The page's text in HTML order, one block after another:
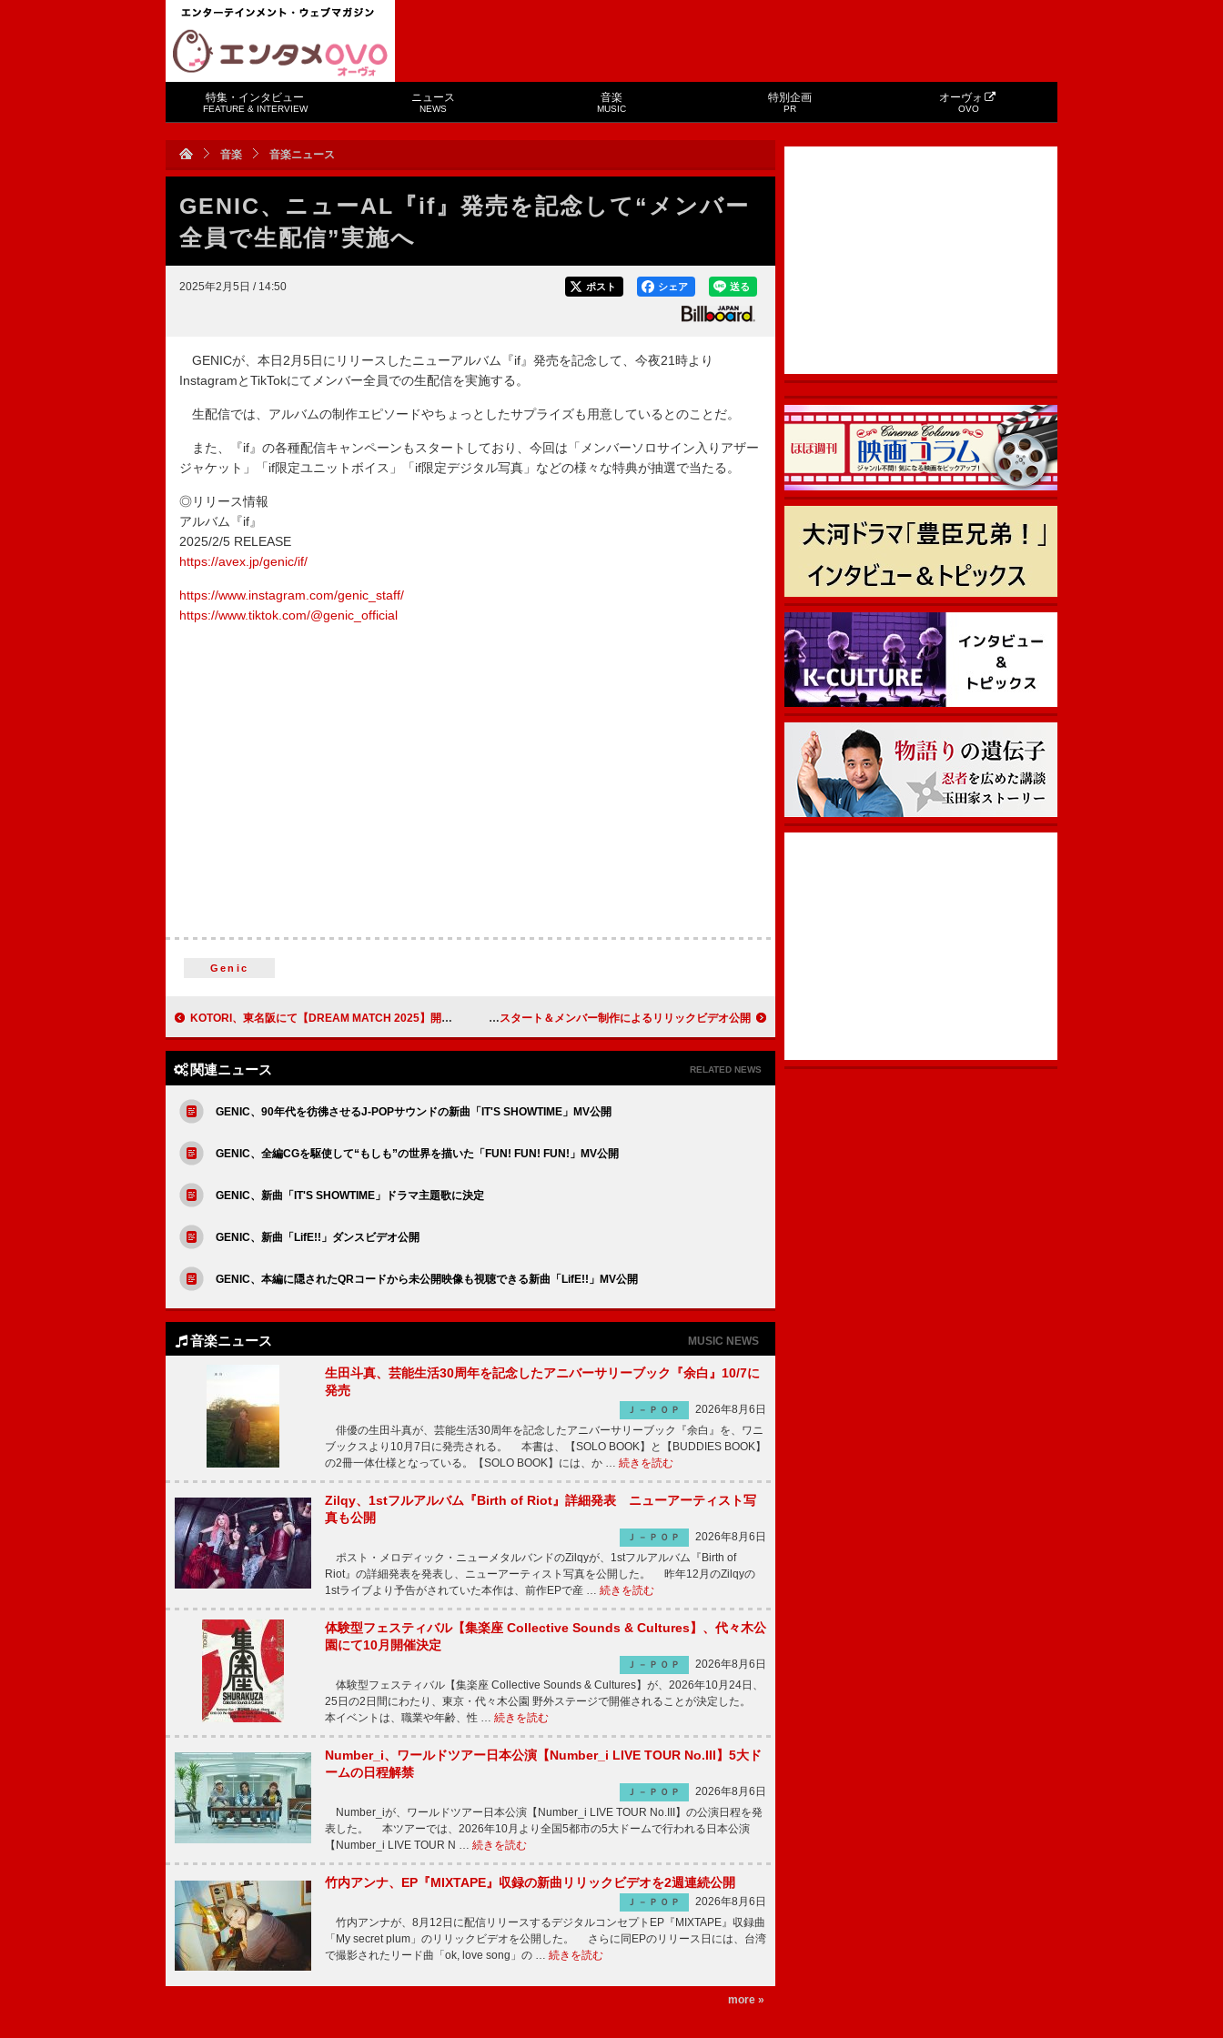
特集・インタビュー
FEATURE & INTERVIEW
ニュース
NEWS
音楽
MUSIC
特別企画
PR
オーヴォ
OVO
音楽 音楽ニュース
GENIC、ニューAL『if』発売を記念して“メンバー
全員で生配信”実施へ
2025年2月5日 / 14:50 送る
シェア
ポスト
GENICが、本日2月5日にリリースしたニューアルバム『if』発売を記念して、今夜21時より
InstagramとTikTokにてメンバー全員での生配信を実施する。
生配信では、アルバムの制作エピソードやちょっとしたサプライズも用意しているとのことだ。
また、『if』の各種配信キャンペーンもスタートしており、今回は「メンバーソロサイン入りアザー
ジャケット」「if限定ユニットボイス」「if限定デジタル写真」などの様々な特典が抽選で当たる。
◎リリース情報
アルバム『if』
2025/2/5 RELEASE
https://avex.jp/genic/if/
https://www.instagram.com/genic_staff/
https://www.tiktok.com/@genic_official
Genic
KOTORI、東名阪にて【DREAM MATCH 2025】開催決定 パスピエ、「電影夢想少女」先行配信スタート＆メンバー制作によるリリックビデオ公開
関連ニュース RELATED NEWS
GENIC、90年代を彷彿させるJ-POPサウンドの新曲「IT'S SHOWTIME」MV公開
GENIC、全編CGを駆使して“もしも”の世界を描いた「FUN! FUN! FUN!」MV公開
GENIC、新曲「IT'S SHOWTIME」ドラマ主題歌に決定
GENIC、新曲「LifE!!」ダンスビデオ公開
GENIC、本編に隠されたQRコードから未公開映像も視聴できる新曲「LifE!!」MV公開
音楽ニュース MUSIC NEWS
生田斗真、芸能生活30周年を記念したアニバーサリーブック『余白』10/7に
発売
Ｊ－ＰＯＰ
2026年8月6日
俳優の生田斗真が、芸能生活30周年を記念したアニバーサリーブック『余白』を、ワニ
ブックスより10月7日に発売される。 本書は、【SOLO BOOK】と【BUDDIES BOOK】
の2冊一体仕様となっている。【SOLO BOOK】には、か … 続きを読む
Zilqy、1stフルアルバム『Birth of Riot』詳細発表 ニューアーティスト写
真も公開
Ｊ－ＰＯＰ
2026年8月6日
ポスト・メロディック・ニューメタルバンドのZilqyが、1stフルアルバム『Birth of
Riot』の詳細発表を発表し、ニューアーティスト写真を公開した。 昨年12月のZilqyの
1stライブより予告がされていた本作は、前作EPで産 … 続きを読む
体験型フェスティバル【集楽座 Collective Sounds & Cultures】、代々木公
園にて10月開催決定
Ｊ－ＰＯＰ
2026年8月6日
体験型フェスティバル【集楽座 Collective Sounds & Cultures】が、2026年10月24日、
25日の2日間にわたり、東京・代々木公園 野外ステージで開催されることが決定した。
本イベントは、職業や年齢、性 … 続きを読む
Number_i、ワールドツアー日本公演【Number_i LIVE TOUR No.III】5大ド
ームの日程解禁
Ｊ－ＰＯＰ
2026年8月6日
Number_iが、ワールドツアー日本公演【Number_i LIVE TOUR No.III】の公演日程を発
表した。 本ツアーでは、2026年10月より全国5都市の5大ドームで行われる日本公演
【Number_i LIVE TOUR N … 続きを読む
竹内アンナ、EP『MIXTAPE』収録の新曲リリックビデオを2週連続公開
Ｊ－ＰＯＰ
2026年8月6日
竹内アンナが、8月12日に配信リリースするデジタルコンセプトEP『MIXTAPE』収録曲
「My secret plum」のリリックビデオを公開した。 さらに同EPのリリース日には、台湾
で撮影されたリード曲「ok, love song」の … 続きを読む
more »